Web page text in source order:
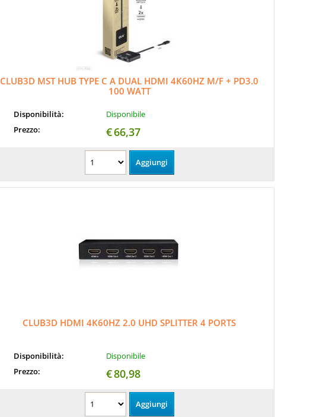
CLUB3D MST HUB TYPE C A DUAL HDMI 4K60HZ M/F + PD3.0
100 WATT
Disponibilità:
Disponibile
Prezzo:
€66,37
CLUB3D HDMI 4K60HZ 2.0 UHD SPLITTER 4 PORTS
Disponibilità:
Disponibile
Prezzo:
€80,98